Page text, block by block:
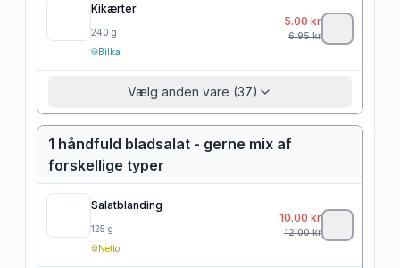
Kikærter
240 g
Bilka
5.00 kr
6.95kr
Vælg anden vare (37)
1 håndfuld bladsalat - gerne mix af
forskellige typer
Salatblanding
125 g
Netto
10.00 kr
12.00kr